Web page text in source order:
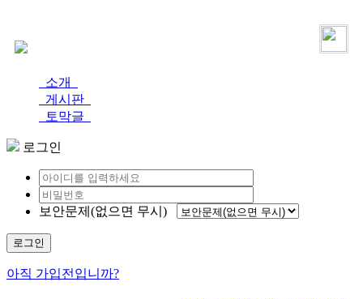
소개
게시판
토막글
로그인
보안문제(없으면 무시)
로그인
아직 가입전입니까?